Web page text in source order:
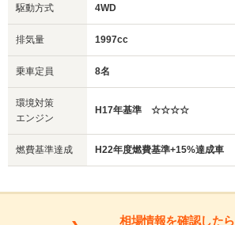
駆動方式 4WD
排気量 1997cc
乗車定員 8名
環境対策
エンジン
H17年基準 ☆☆☆☆
燃費基準達成 H22年度燃費基準+15%達成車
相場情報を確認したら